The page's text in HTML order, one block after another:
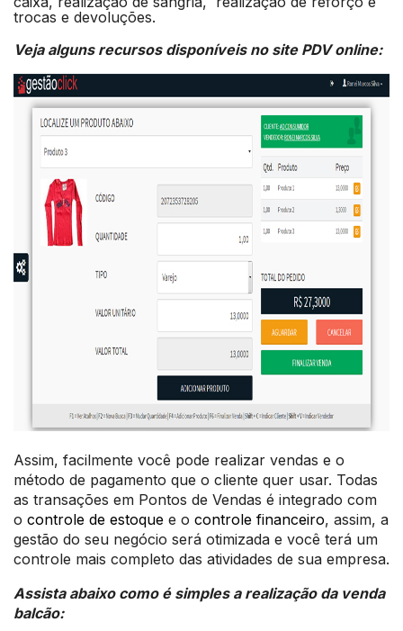
trocas e devoluções.
Veja alguns recursos disponíveis no site PDV online:
Assim, facilmente você pode realizar vendas e o
método de pagamento que o cliente quer usar. Todas
as transações em Pontos de Vendas é integrado com
o controle de estoque e o controle financeiro, assim, a
gestão do seu negócio será otimizada e você terá um
controle mais completo das atividades de sua empresa.
Assista abaixo como é simples a realização da venda
balcão: